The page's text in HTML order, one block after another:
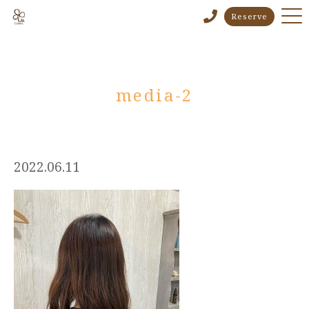
Reserve
media-2
2022.06.11